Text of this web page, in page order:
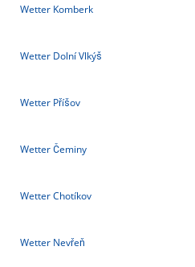
Wetter Komberk
Wetter Dolní Vlkýš
Wetter Příšov
Wetter Čeminy
Wetter Chotíkov
Wetter Nevřeň